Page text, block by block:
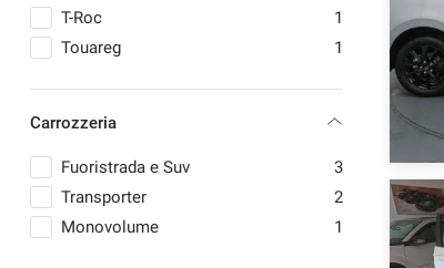
T-Roc
1
Touareg
1
Carrozzeria
Fuoristrada e Suv
3
Transporter
2
Monovolume
1
Cookie per il miglioramento dell'esperienza utente
Cookie di marketing